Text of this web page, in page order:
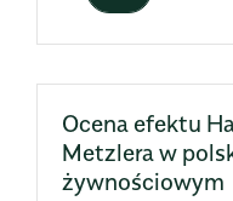
Ocena efektu
Metzlera w
żywnościowym